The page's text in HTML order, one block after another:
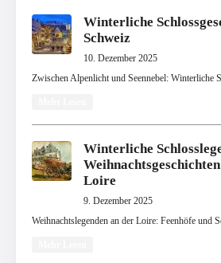
Winterliche
Schweiz
10. Dezember 2025
Zwischen Alpenlicht und Seennebel: Winterliche
Winterliche
Loire
9. Dezember 2025
Weihnachtslegenden an der Loire: Feenhöfe und